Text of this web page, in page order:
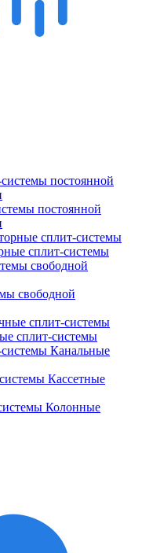
постоянной
сплит-системы
свободной
сплит-системы
Канальные
Кассетные
Колонные